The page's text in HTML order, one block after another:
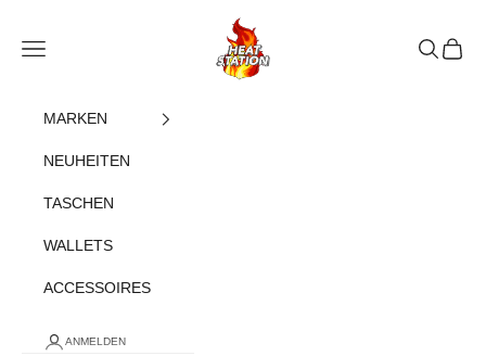
heatstation
Navigationsmenü öffnen
Suche
MARKEN
NEUHEITEN
TASCHEN
WALLETS
ACCESSOIRES
ANMELDEN